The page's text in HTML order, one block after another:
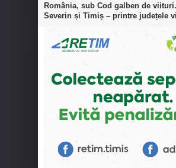
România, sub Cod galben de
Severin și Timiș – printre județele